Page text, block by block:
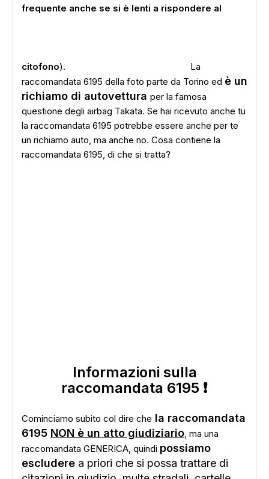
frequente anche se si è lenti a rispondere al
citofono).
La
raccomandata 6195 della foto parte da Torino ed è un
richiamo di autovettura per la famosa
questione degli airbag Takata. Se hai ricevuto anche tu
la raccomandata 6195 potrebbe essere anche per te
un richiamo auto, ma anche no. Cosa contiene la
raccomandata 6195, di che si tratta?
Informazioni sulla
raccomandata 6195 ❗
Cominciamo subito col dire che la raccomandata
6195 NON è un atto giudiziario, ma una
raccomandata GENERICA, quindi possiamo
escludere a priori che si possa trattare di